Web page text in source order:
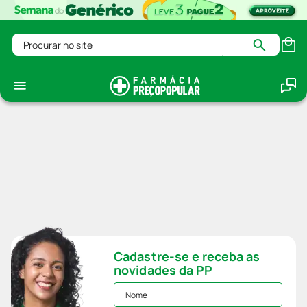
Procurar no site
Cadastre-se e receba as
novidades da PP